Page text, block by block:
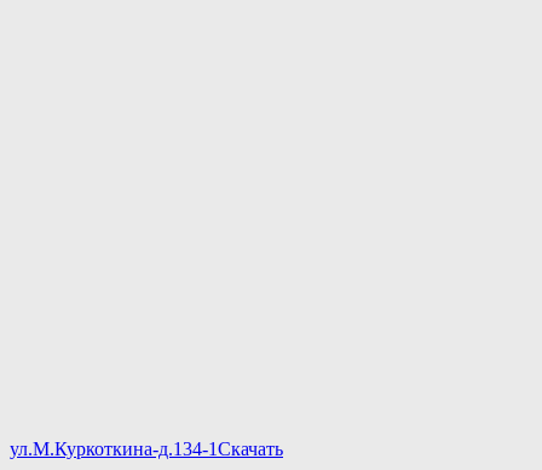
ул.М.Куркоткина-д.134-1Скачать